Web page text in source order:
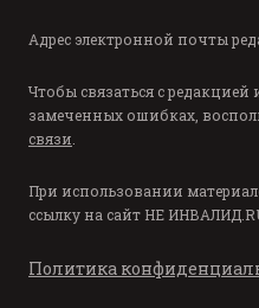
Адрес электронной почты
Чтобы связаться с
замеченных ошибках,
связи
При использовании
ссылку на сайт НЕ
Политика